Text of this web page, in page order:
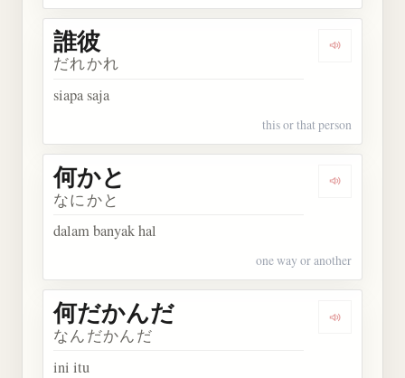
Dengarkan
誰彼
だれかれ
siapa saja
this or that person
Dengarkan
何かと
なにかと
dalam banyak hal
one way or another
Dengarkan
何だかんだ
なんだかんだ
ini itu